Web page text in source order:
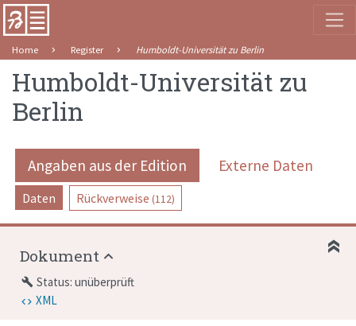
Home Register Humboldt-Universität zu Berlin
Humboldt-Universität zu
Berlin
Angaben aus der Edition Externe Daten
Daten Rückverweise (112)
Dokument
build Status: unüberprüft
XML